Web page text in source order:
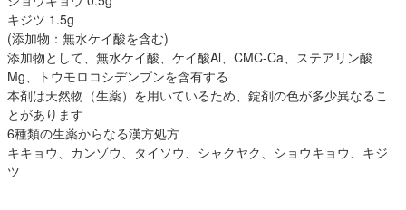
キジツ 1.5g
(添加物：無水ケイ酸を含む)
添加物として、無水ケイ酸、ケイ酸Al、CMC-Ca、ステアリン酸
Mg、トウモロコシデンプンを含有する
本剤は天然物（生薬）を用いているため、錠剤の色が多少異なるこ
とがあります
6種類の生薬からなる漢方処方
キキョウ、カンゾウ、タイソウ、シャクヤク、ショウキョウ、キジ
ツ